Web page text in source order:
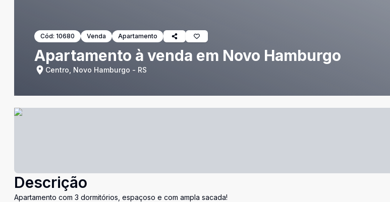
Cód: 10680 Venda Apartamento
Apartamento à venda em Novo Hamburgo
Centro, Novo Hamburgo - RS
Descrição
Apartamento com 3 dormitórios, espaçoso e com ampla sacada!